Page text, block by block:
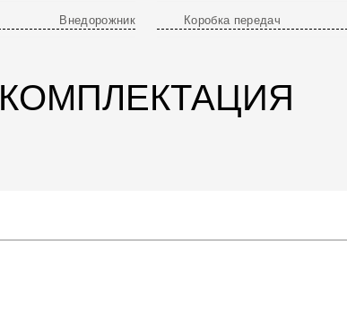
Внедорожник Коробка передач
КОМПЛЕКТАЦИЯ